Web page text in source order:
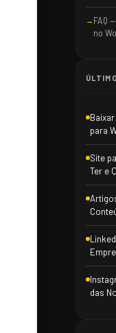
FAQ
no
para
Site
Ter e
das